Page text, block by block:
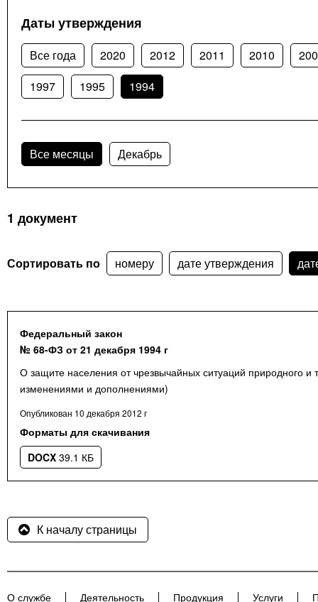
Даты утверждения
Все года 2020 2012 2011 2010
1997
1995 1994
Все месяцы Декабрь
1 документ
Сортировать по номеру дате утверждения
Федеральный закон
№ 68-ФЗ от 21 декабря 1994 г
О защите населения от чрезвычайных ситуаций природного и
изменениями и дополнениями)
Опубликован 10 декабря 2012 г
Форматы для скачивания
DOCX 39.1 КБ
К началу страницы
О службе Деятельность Продукция Услуги